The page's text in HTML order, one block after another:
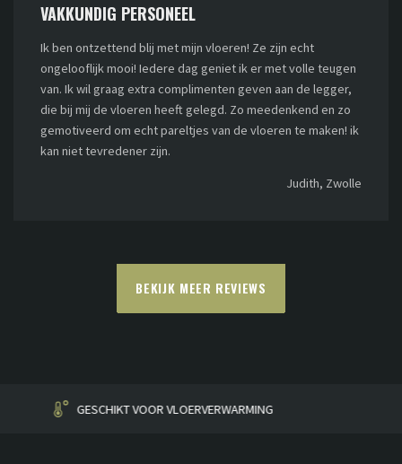
VAKKUNDIG PERSONEEL
Ik ben ontzettend blij met mijn vloeren! Ze zijn echt
ongelooflijk mooi! Iedere dag geniet ik er met volle teugen
van. Ik wil graag extra complimenten geven aan de legger,
die bij mij de vloeren heeft gelegd. Zo meedenkend en zo
gemotiveerd om echt pareltjes van de vloeren te maken! ik
kan niet tevredener zijn.
Judith, Zwolle
BEKIJK MEER REVIEWS
HUISGEMAAKT